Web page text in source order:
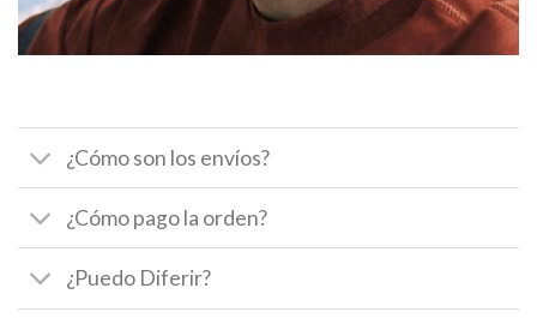
¿Cómo son los envíos?
¿Cómo pago la orden?
¿Puedo Diferir?